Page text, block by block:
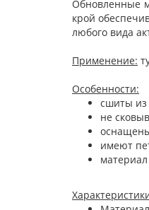
Обновленные
крой
любого вида
Применение:
Особенности:
сшиты из
не
имеют